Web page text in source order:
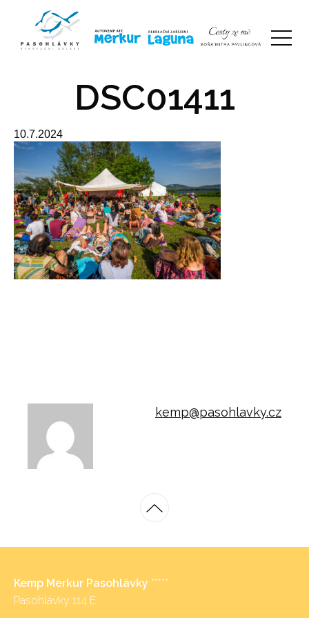
DSC01411
10.7.2024
kemp@pasohlavky.cz
Kemp Merkur Pasohlávky *****
Pasohlávky 114 E